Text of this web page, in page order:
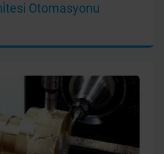
Otomasyonu